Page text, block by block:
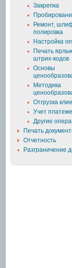
Закрепка
Ремонт,
полировка
Настройка
Печать
штрих-кодов
Основы
Методика
Отгрузка
Учет
Другие
Печать
Отчетность
Разграничение